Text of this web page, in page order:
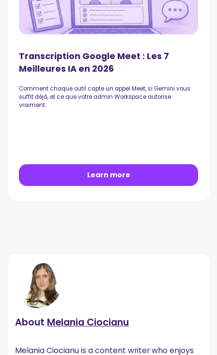
Transcription Google Meet : Les 7
Meilleures IA en 2026
Comment chaque outil capte un appel Meet, si Gemini vous
suffit déjà, et ce que votre admin Workspace autorise
vraiment.
Learn more
About Melania Ciocianu
Melania Ciocianu is a content writer who enjoys